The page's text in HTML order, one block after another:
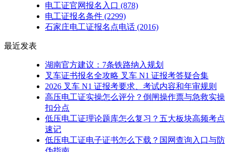
电工证官网报名入口 (878)
电工证报名条件 (2299)
石家庄电工证报名点电话 (2016)
最近发表
湖南官方建议：7条铁路纳入规划
叉车证书报名全攻略 叉车 N1 证报考答疑合集
2026 叉车 N1 证报考要求、考试内容和年审规则
高压电工证实操怎么评分？倒闸操作票与急救实操
扣分点
低压电工证理论题库怎么复习？五大板块高频考点
速记
低压电工证电子证书怎么下载？国网查询入口与防